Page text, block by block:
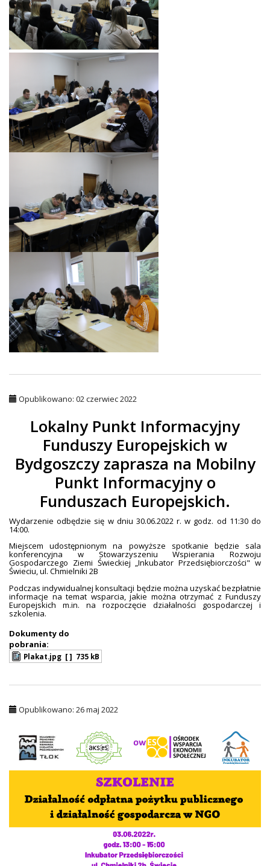
Opublikowano: 02 czerwiec 2022
Lokalny Punkt Informacyjny
Funduszy Europejskich w
Bydgoszczy zaprasza na Mobilny
Punkt Informacyjny o
Funduszach Europejskich.
Wydarzenie odbędzie się w dniu 30.06.2022 r. w godz. od 11:30 do
14:00.
Miejscem udostępnionym na powyższe spotkanie będzie sala
konferencyjna w Stowarzyszeniu Wspierania Rozwoju
Gospodarczego Ziemi Świeckiej „Inkubator Przedsiębiorczości" w
Świeciu, ul. Chmielniki 2B
Podczas indywidualnej konsultacji będzie można uzyskać bezpłatnie
informacje na temat wsparcia, jakie można otrzymać z Funduszy
Europejskich m.in. na rozpoczęcie działalności gospodarczej i
szkolenia.
Dokumenty do
pobrania:
Plakat.jpg [ ] 735 kB
Opublikowano: 26 maj 2022